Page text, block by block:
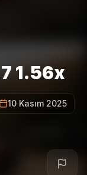
1.56x
10 Kasım 2025